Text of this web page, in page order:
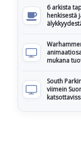
6 arkista
henkisestä
mukana
South
viimein